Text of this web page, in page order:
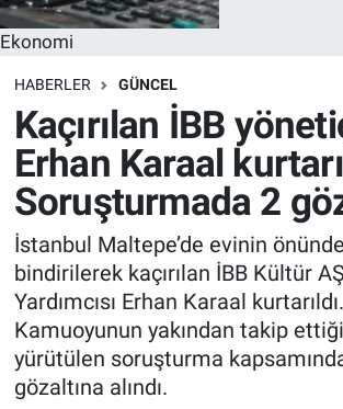
Ekonomi
HABERLER GÜNCEL
Kaçırılan İBB
Erhan Karaal
Soruşturmada 2
İstanbul Maltepe’de evinin
bindirilerek kaçırılan İBB Kültür
Yardımcısı Erhan Karaal kurtarıldı.
Kamuoyunun yakından takip
yürütülen soruşturma
gözaltına alındı.